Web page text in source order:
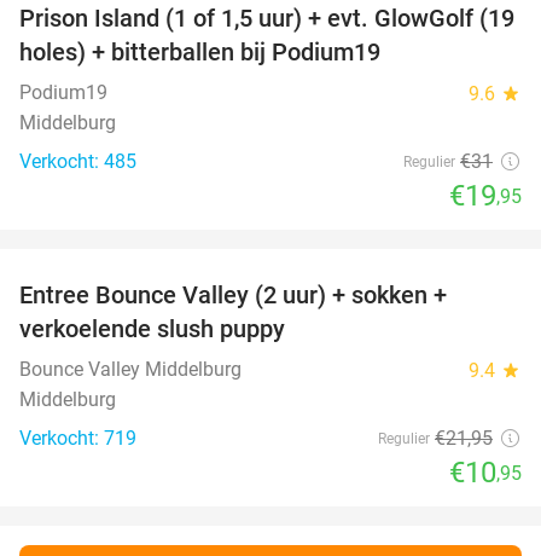
36%
Prison Island (1 of 1,5 uur) + evt. GlowGolf (19
holes) + bitterballen bij Podium19
Podium19 9.6 star
Middelburg
Verkocht: 485
Regulier €31
€19,95
Entree Bounce Valley (2 uur) + sokken +
verkoelende slush puppy
Bounce Valley Middelburg 9.4 star
Middelburg
Verkocht: 719
Regulier €21,95
€10,95